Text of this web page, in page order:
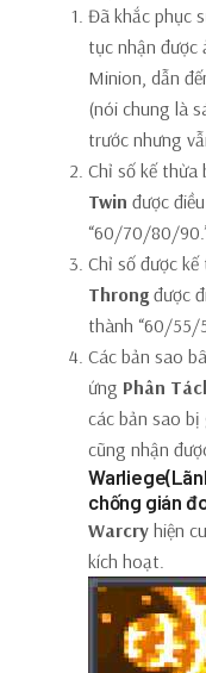
Đã khắc phục
tục nhận được
Minion, dẫn
(nói chung là
trước nhưng
Chỉ số kế thừa
Twin được
“60/70/80/
Chỉ số được
Throng được
thành “60/55/
Các bản sao
ứng Phân
các bản sao bị
cũng nhận
chống gián
Warcry hiện
kích hoạt.